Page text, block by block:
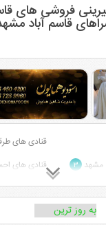
فروشی های
قاسم آباد
قنادی های
مشهد ۳ قنادی های
۲۳ قنادی های
مشهد ۶ قنادی